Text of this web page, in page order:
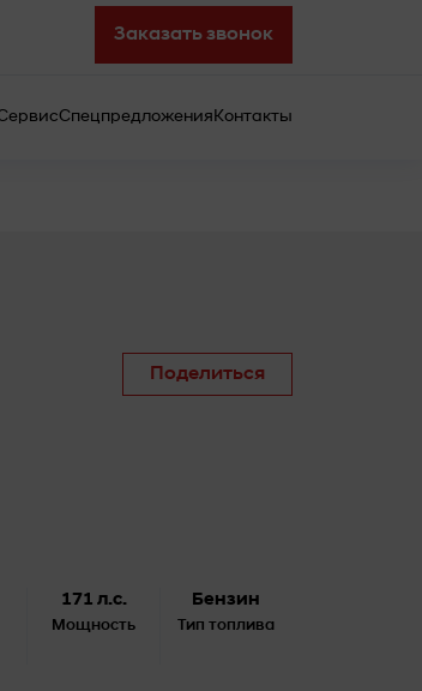
Заказать звонок
СпецпредложенияКонтакты
Поделиться
171 л.с.
Мощность
Бензин
Тип топлива